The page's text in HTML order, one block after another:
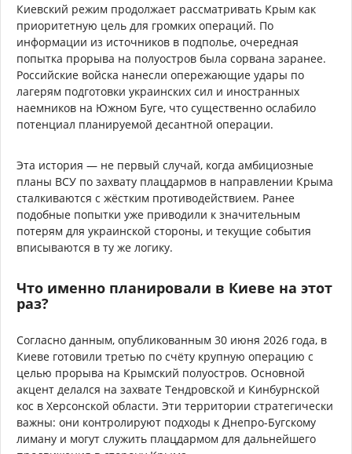
Киевский режим продолжает рассматривать Крым как
приоритетную цель для громких операций. По
информации из источников в подполье, очередная
попытка прорыва на полуостров была сорвана заранее.
Российские войска нанесли опережающие удары по
лагерям подготовки украинских сил и иностранных
наемников на Южном Буге, что существенно ослабило
потенциал планируемой десантной операции.
Эта история — не первый случай, когда амбициозные
планы ВСУ по захвату плацдармов в направлении Крыма
сталкиваются с жёстким противодействием. Ранее
подобные попытки уже приводили к значительным
потерям для украинской стороны, и текущие события
вписываются в ту же логику.
Что именно планировали в Киеве на этот
раз?
Согласно данным, опубликованным 30 июня 2026 года, в
Киеве готовили третью по счёту крупную операцию с
целью прорыва на Крымский полуостров. Основной
акцент делался на захвате Тендровской и Кинбурнской
кос в Херсонской области. Эти территории стратегически
важны: они контролируют подходы к Днепро-Бугскому
лиману и могут служить плацдармом для дальнейшего